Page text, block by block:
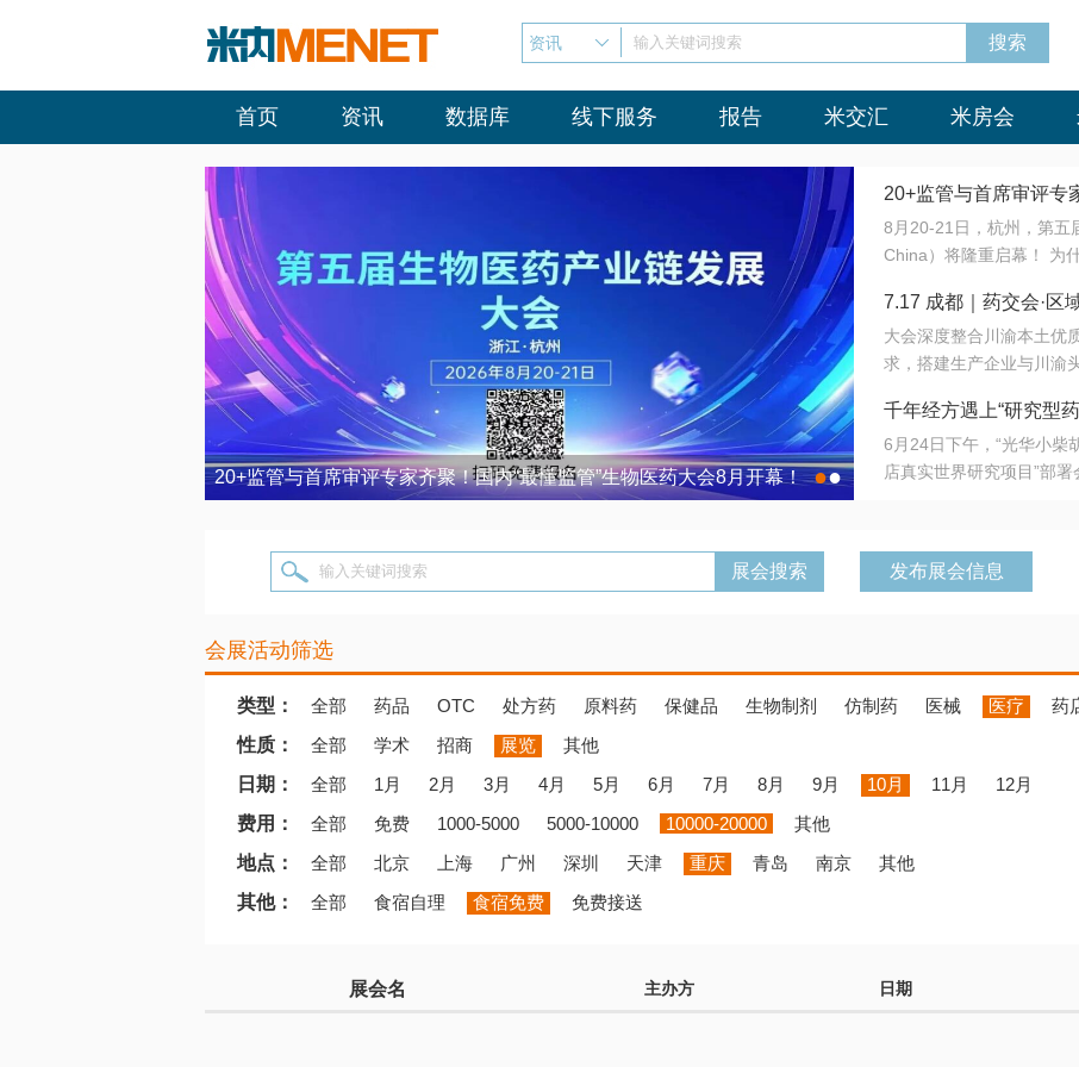
资讯 输入关键词搜索
首页 资讯 数据库 线下服务 报告 米交汇 米房会
20+监管与首席审评专家齐聚！国内“最懂监管”生物医药大会8月开幕！ 7.17 成都｜药交会·区域
●●
20+监管与首席审评专
会8月开幕！
8月20-21日，杭州，第五
China）将隆重启幕！ 为
法正重新定义研发效率；
难题，呼唤更成熟的产业
同与出海能力建设才是破
算力突围；从中药创新
术攻坚，到CDMO的柔性
室”与“生产线”、“研发端”
7.17 成都｜药交会·区
营
大会深度整合川渝本土优
求，搭建生产企业与川渝
域增量份额夯实西南市场
千年经方遇上“研究型
目在北京同仁堂佛山连
6月24日下午，“光华小
店真实世界研究项目”部
输入关键词搜索 发布展会信息
会展活动筛选
类型： 全部 药品 OTC 处方药 原料药 保健品 生物制剂 仿制药 医械 医疗 药
性质：
全部 学术 招商 展览
其他
日期：
全部 1月 2月 3月 4月 5月 6月 7月 8月 9月 10月 11月
12月
费用：
全部 免费 1000-5000 5000-10000 10000-20000
其他
地点：
全部 北京 上海 广州 深圳 天津 重庆 青岛 南京
其他
其他：
全部 食宿自理 食宿免费 免费接送
展会名 主办方 日期